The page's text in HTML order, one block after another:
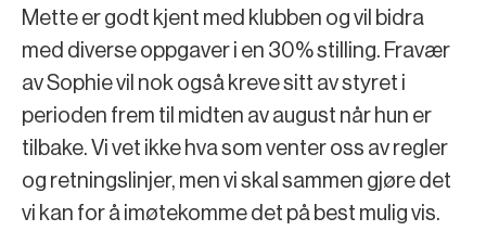
Mette er godt kjent med klubben og vil bidra
med diverse oppgaver i en 30% stilling. Fravær
av Sophie vil nok også kreve sitt av styret i
perioden frem til midten av august når hun er
tilbake. Vi vet ikke hva som venter oss av regler
og retningslinjer, men vi skal sammen gjøre det
vi kan for å imøtekomme det på best mulig vis.